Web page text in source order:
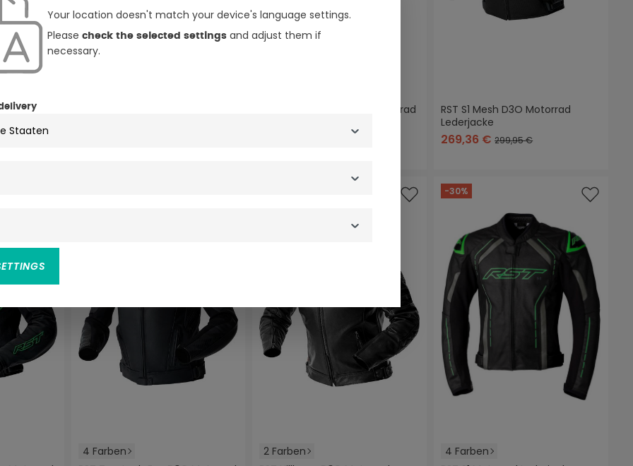
schwarz/rotschwarz/weiß
schwarz/neon/gelb
RST S1 D3O perforierte Motorrad
RST S1 Mesh D3O Motorrad
Lederjacke
269,36 €299,95 €
4 Farben 2 Farben
-30%
4 Farben
Your location doesn't match your device's language settings.
Please check the selected settingsand adjust them if
necessary.